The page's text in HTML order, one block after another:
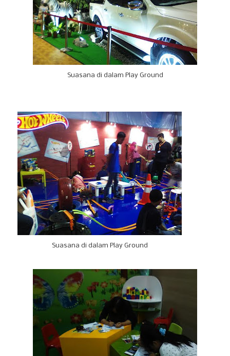
Suasana di dalam Play Ground
Suasana di dalam Play Ground